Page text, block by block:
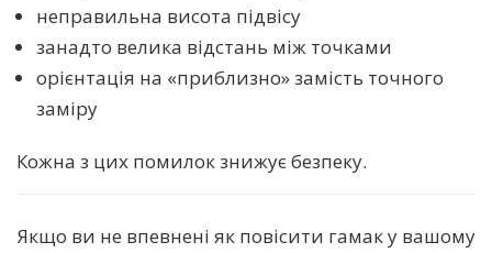
неправильна висота підвісу
занадто велика відстань між точками
орієнтація на «приблизно» замість точного
заміру
Кожна з цих помилок знижує безпеку.
Якщо ви не впевнені як повісити гамак у вашому